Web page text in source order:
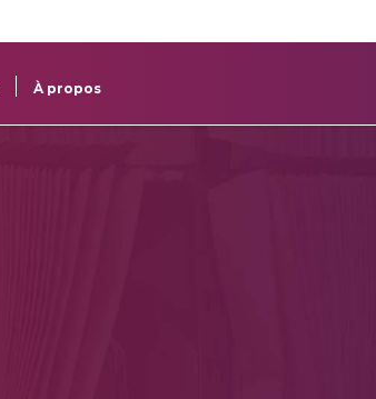
À propos